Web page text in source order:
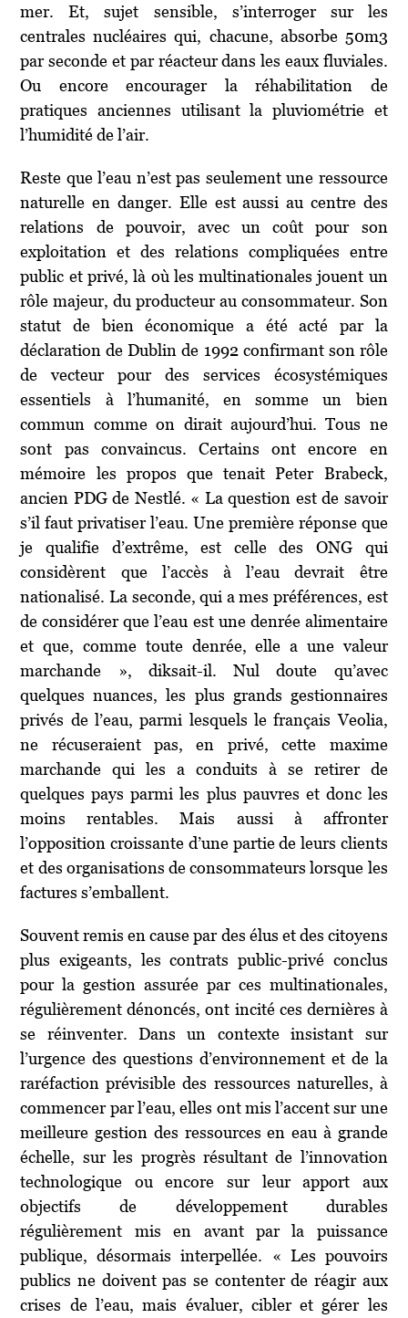
mer. Et, sujet sensible, s’interroger sur les
centrales nucléaires qui, chacune, absorbe 50m3
par seconde et par réacteur dans les eaux fluviales.
Ou encore encourager la réhabilitation de
pratiques anciennes utilisant la pluviométrie et
l’humidité de l’air.
Reste que l’eau n’est pas seulement une ressource
naturelle en danger. Elle est aussi au centre des
relations de pouvoir, avec un coût pour son
exploitation et des relations compliquées entre
public et privé, là où les multinationales jouent un
rôle majeur, du producteur au consommateur. Son
statut de bien économique a été acté par la
déclaration de Dublin de 1992 confirmant son rôle
de vecteur pour des services écosystémiques
essentiels à l’humanité, en somme un bien
commun comme on dirait aujourd’hui. Tous ne
sont pas convaincus. Certains ont encore en
mémoire les propos que tenait Peter Brabeck,
ancien PDG de Nestlé. « La question est de savoir
s’il faut privatiser l’eau. Une première réponse que
je qualifie d’extrême, est celle des ONG qui
considèrent que l’accès à l’eau devrait être
nationalisé. La seconde, qui a mes préférences, est
de considérer que l’eau est une denrée alimentaire
et que, comme toute denrée, elle a une valeur
marchande », diksait-il. Nul doute qu’avec
quelques nuances, les plus grands gestionnaires
privés de l’eau, parmi lesquels le français Veolia,
ne récuseraient pas, en privé, cette maxime
marchande qui les a conduits à se retirer de
quelques pays parmi les plus pauvres et donc les
moins rentables. Mais aussi à affronter
l’opposition croissante d’une partie de leurs clients
et des organisations de consommateurs lorsque les
factures s’emballent.
Souvent remis en cause par des élus et des citoyens
plus exigeants, les contrats public-privé conclus
pour la gestion assurée par ces multinationales,
régulièrement dénoncés, ont incité ces dernières à
se réinventer. Dans un contexte insistant sur
l’urgence des questions d’environnement et de la
raréfaction prévisible des ressources naturelles, à
commencer par l’eau, elles ont mis l’accent sur une
meilleure gestion des ressources en eau à grande
échelle, sur les progrès résultant de l’innovation
technologique ou encore sur leur apport aux
objectifs de développement durables
régulièrement mis en avant par la puissance
publique, désormais interpellée. « Les pouvoirs
publics ne doivent pas se contenter de réagir aux
crises de l’eau, mais évaluer, cibler et gérer les